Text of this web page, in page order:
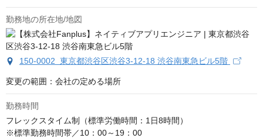
勤務地の所在地/地図
150-0002 東京都渋谷区渋谷3-12-18 渋谷南東急ビル5階
変更の範囲：会社の定める場所
勤務時間
フレックスタイム制（標準労働時間：1日8時間）
※標準勤務時間帯／10：00～19：00